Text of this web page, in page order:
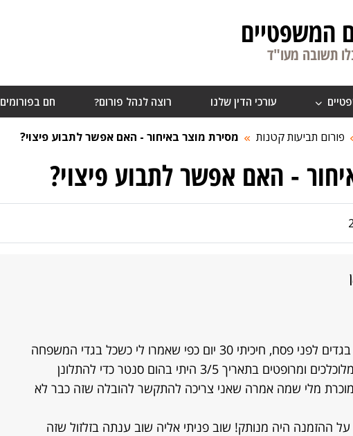
המשפטיים
תשובה מעו"ד
עורכי הדין שלנו רוצה לנהל פורום? חם בפורומים
פורום תביעות קטנות מסירת מוצר באיחור - האם אפשר לתבוע פיצוי?
- האם אפשר לתבוע פיצוי?
ב18/3 הזמנתי ארון בגדים לפני פסח, חיכיתי 30 יום כפי שאמרו לי כשכל בגדי המשפחה
בנתים על הריצפה מלוכלכים ומרופטים בתאריך 3/5 היתי בהום סנטר כדי להתלונן
מלי שמה אמרה שאני צריכה להתקשר להובלה שזה כבר לא
ההזמנה היה מנותק! שוב פניתי אליה שוב ענתה בזלזול שזה